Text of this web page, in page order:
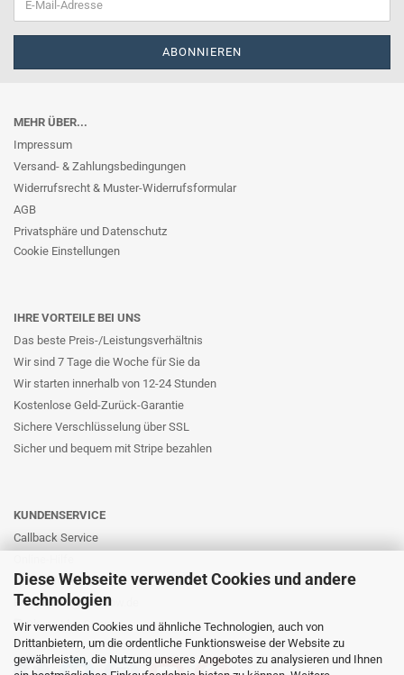
Diese Webseite verwendet Cookies und andere
Technologien
Wir verwenden Cookies und ähnliche Technologien, auch von
Drittanbietern, um die ordentliche Funktionsweise der Website zu
gewährleisten, die Nutzung unseres Angebotes zu analysieren und Ihnen
MEHR ÜBER...
Impressum
Versand- & Zahlungsbedingungen
Widerrufsrecht & Muster-Widerrufsformular
AGB
Privatsphäre und Datenschutz
Cookie Einstellungen
IHRE VORTEILE BEI UNS
Das beste Preis-/Leistungsverhältnis
Wir sind 7 Tage die Woche für Sie da
Wir starten innerhalb von 12-24 Stunden
Kostenlose Geld-Zurück-Garantie
Sichere Verschlüsselung über SSL
Sicher und bequem mit Stripe bezahlen
KUNDENSERVICE
Callback Service
Kontaktformular
E-Mail: info@likernow.de
Skype Live Support
Ihre Meinung und Ideen